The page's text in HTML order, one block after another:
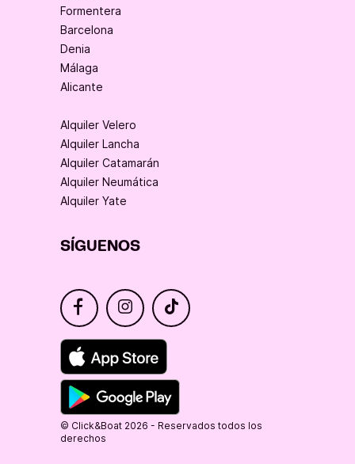
Formentera
Barcelona
Denia
Málaga
Alicante
Alquiler Velero
Alquiler Lancha
Alquiler Catamarán
Alquiler Neumática
Alquiler Yate
SÍGUENOS
© Click&Boat 2026 - Reservados todos los
derechos